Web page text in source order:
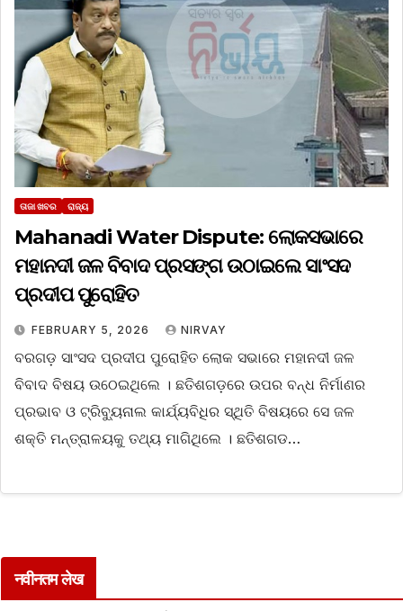
ତାଜା ଖବର ରାଜ୍ୟ
Mahanadi Water Dispute: ଲୋକସଭାରେ
ମହାନଦୀ ଜଳ ବିବାଦ ପ୍ରସଙ୍ଗ ଉଠାଇଲେ ସାଂସଦ
ପ୍ରଦୀପ ପୁରୋହିତ
FEBRUARY 5, 2026 NIRVAY
ବରଗଡ଼ ସାଂସଦ ପ୍ରଦୀପ ପୁରୋହିତ ଲୋକ ସଭାରେ ମହାନଦୀ ଜଳ
ବିବାଦ ବିଷୟ ଉଠେଇଥିଲେ । ଛତିଶଗଡ଼ରେ ଉପର ବନ୍ଧ ନିର୍ମାଣର
ପ୍ରଭାବ ଓ ଟ୍ରିବ୍ୟୁନାଲ କାର୍ଯ୍ୟବିଧିର ସ୍ଥିତି ବିଷୟରେ ସେ ଜଳ
ଶକ୍ତି ମନ୍ତ୍ରାଳୟକୁ ତଥ୍ୟ ମାଗିଥିଲେ । ଛତିଶଗଡ…
नवीनतम लेख